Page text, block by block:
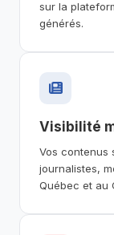
sur la
générés.
Visibilité
Vos contenus
journalistes,
Québec et au